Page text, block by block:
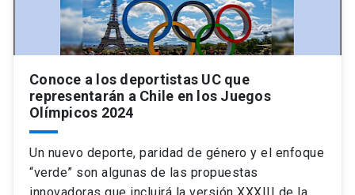
Conoce a los deportistas UC que
representarán a Chile en los Juegos
Olímpicos 2024
Un nuevo deporte, paridad de género y el enfoque
“verde” son algunas de las propuestas